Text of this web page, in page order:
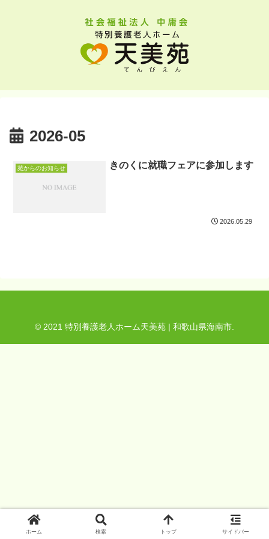
2026-05
苑からのお知らせ きのくに就職フェアに参加します
2026.05.29
© 2021 特別養護老人ホーム天美苑 | 和歌山県海南市.
ホーム 検索 トップ サイドバー